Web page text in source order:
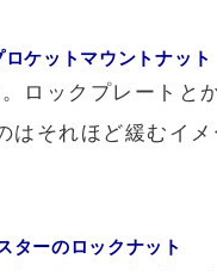
ケットマウントナット
ロックプレートと
はそれほど緩むイ
ターのロックナット